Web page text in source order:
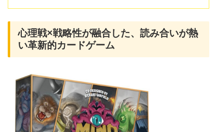
心理戦×戦略性が融合した、読み合いが熱
い革新的カードゲーム